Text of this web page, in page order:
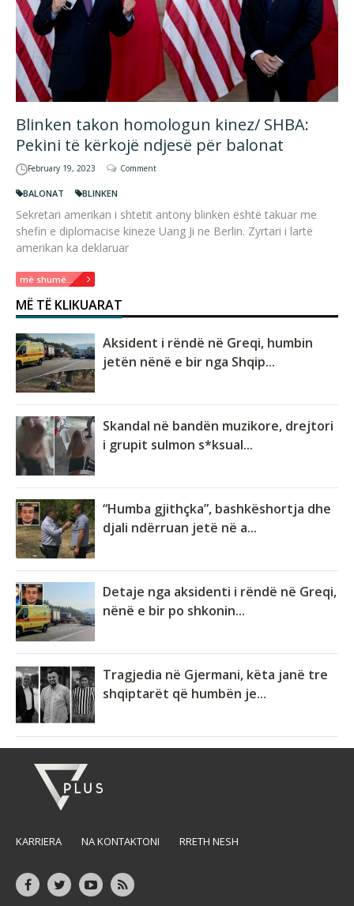
Blinken takon homologun kinez/ SHBA:
Pekini të kërkojë ndjesë për balonat
February 19, 2023 Comment
BALONAT BLINKEN
Sekretari amerikan i shtetit antony blinken është takuar me
shefin e diplomacise kineze Uang Ji ne Berlin. Zyrtari i lartë
amerikan ka deklaruar
më shumë...
MË TË KLIKUARAT
Aksident i rëndë në Greqi, humbin
jetën nënë e bir nga Shqip...
Skandal në bandën muzikore, drejtori
i grupit sulmon s*ksual...
“Humba gjithçka”, bashkëshortja dhe
djali ndërruan jetë në a...
Detaje nga aksidenti i rëndë në Greqi,
nënë e bir po shkonin...
Tragjedia në Gjermani, këta janë tre
shqiptarët që humbën je...
KARRIERA NA KONTAKTONI RRETH NESH